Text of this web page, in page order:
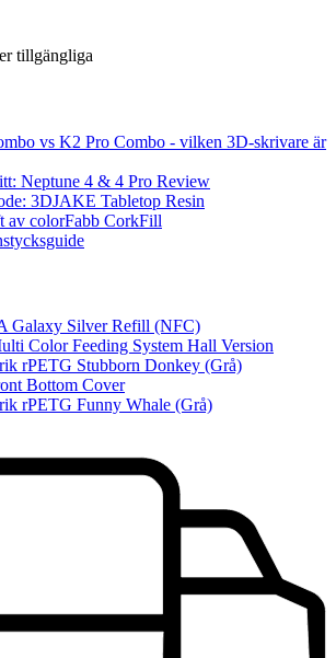
tillgängliga
vs K2 Pro Combo - vilken 3D-skrivare är
Neptune 4 & 4 Pro Review
3DJAKE Tabletop Resin
av colorFabb CorkFill
Galaxy Silver Refill (NFC)
Color Feeding System Hall Version
rPETG Stubborn Donkey (Grå)
Bottom Cover
rPETG Funny Whale (Grå)